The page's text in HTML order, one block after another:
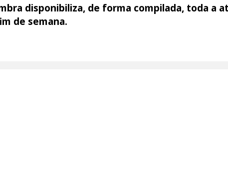
disponibiliza, de forma compilada, toda a
de semana.